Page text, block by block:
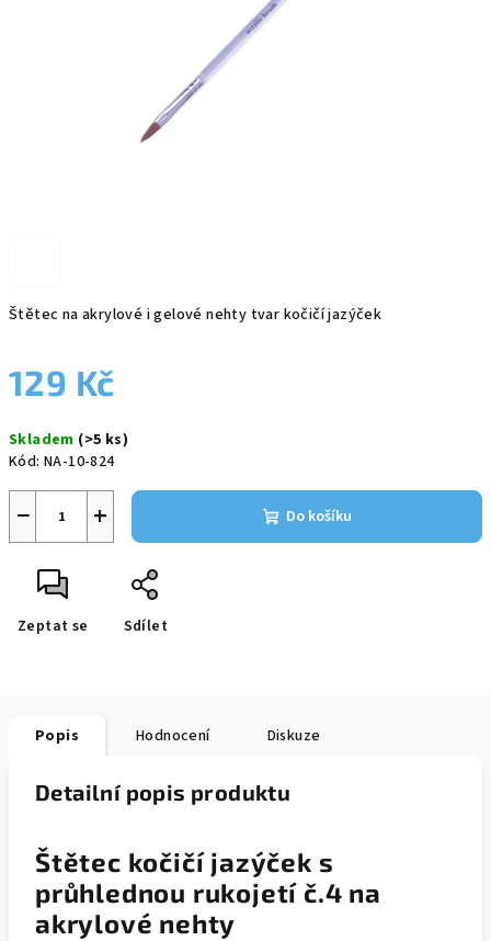
Štětec na akrylové i gelové nehty tvar kočičí jazýček
129 Kč
cena:
Skladem (>5 ks)
Kód: NA-10-824
+
− Do košíku
Zeptat se Sdílet
Popis Hodnocení Diskuze
Detailní popis produktu
Štětec kočičí jazýček s
průhlednou rukojetí č.4 na
akrylové nehty